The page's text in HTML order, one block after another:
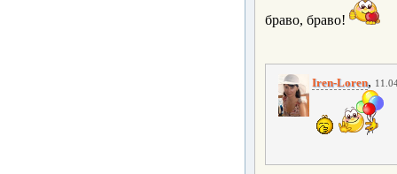
браво, браво!
Iren-Loren,